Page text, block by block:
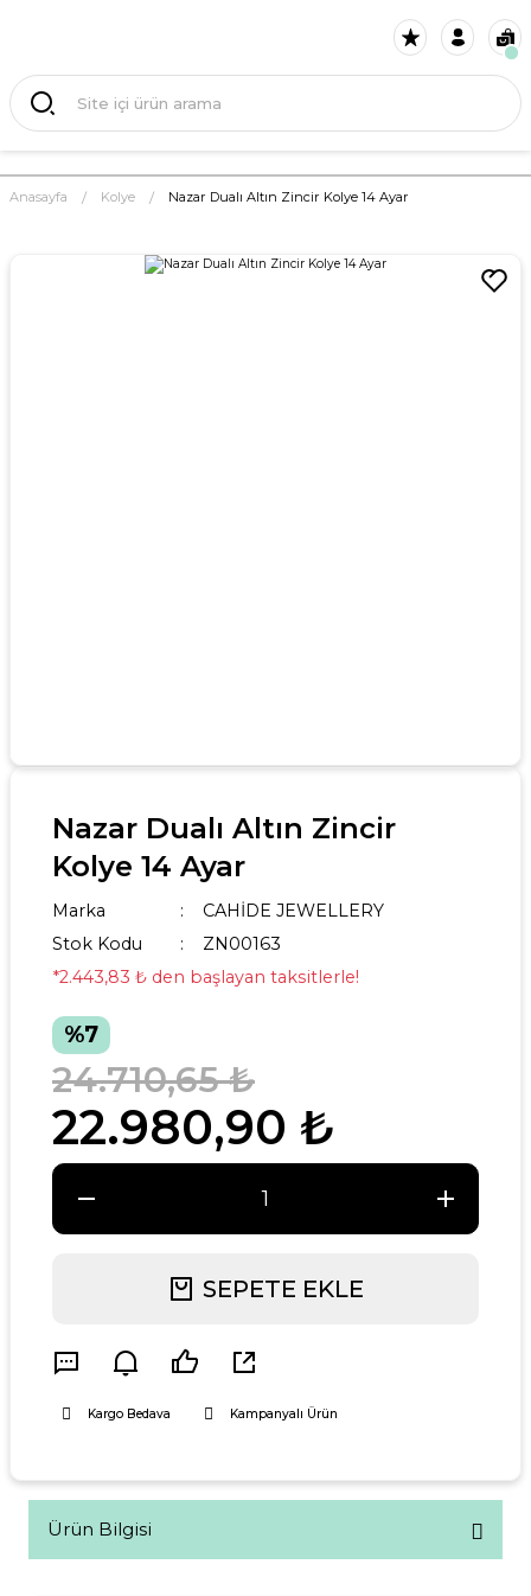
Anasayfa Kolye Nazar Dualı Altın Zincir Kolye 14 Ayar
Nazar Dualı Altın Zincir
Kolye 14 Ayar
Marka
CAHİDE JEWELLERY
Stok Kodu
ZN00163
*2.443,83 ₺ den başlayan taksitlerle!
%7
22.980,90 ₺
24.710,65 ₺
SEPETE EKLE
Kargo Bedava Kampanyalı Ürün
Ürün Bilgisi